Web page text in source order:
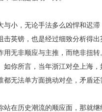
小，无论手法多么凶悍和迟滞
英镑，也是经过细致分析得
无非顺应与主推，而绝非扭转
你所言，当年浙江对垒上海，
无法单方面挑动对垒，矛盾
在历史潮流的顺应面，那就继